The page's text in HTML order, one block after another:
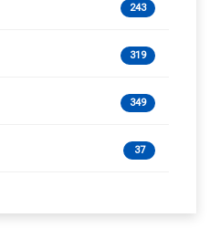
243
319
349
37